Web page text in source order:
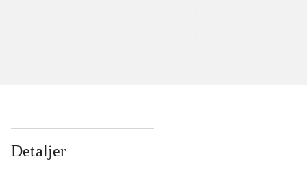
Detaljer